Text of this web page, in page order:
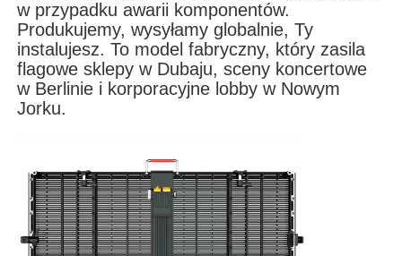
Kontrola jakości
Skontaktuj się z nami
Sprawy
w przypadku awarii komponentów.
Produkujemy, wysyłamy globalnie, Ty
instalujesz. To model fabryczny, który zasila
flagowe sklepy w Dubaju, sceny koncertowe
w Berlinie i korporacyjne lobby w Nowym
Jorku.